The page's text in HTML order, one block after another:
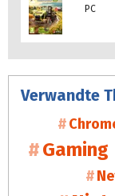
PC
Verwandte
Gaming